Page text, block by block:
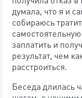
думала, что я и
собираюсь
заплатить и
результат, чем
расстроиться.
Беседа длилась